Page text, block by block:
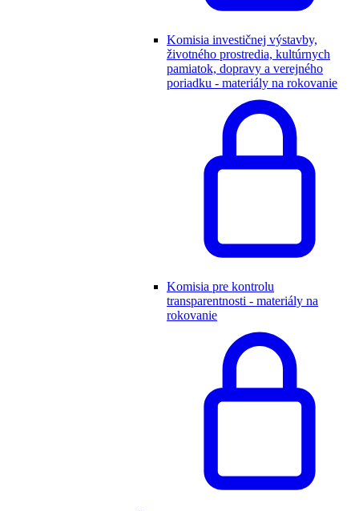
Komisia investičnej výstavby,
životného prostredia, kultúrnych
pamiatok, dopravy a verejného
poriadku - materiály na rokovanie
Komisia pre kontrolu
transparentnosti - materiály na
rokovanie